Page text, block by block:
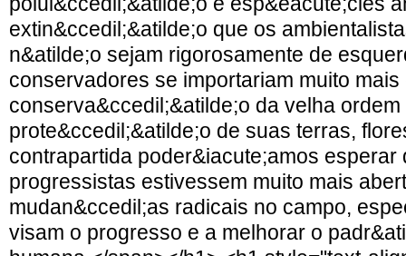
extin&ccedil;&atilde;o que os
n&atilde;o sejam rigorosamente de
conservadores se importariam muito mais
conserva&ccedil;&atilde;o da velha
prote&ccedil;&atilde;o de suas terras,
contrapartida poder&iacute;amos esperar
progressistas estivessem muito mais
mudan&ccedil;as radicais no campo,
visam o progresso e a melhorar o